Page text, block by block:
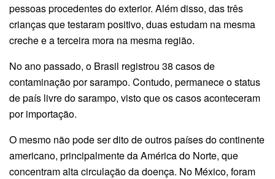
pessoas procedentes do exterior. Além disso, das três
crianças que testaram positivo, duas estudam na mesma
creche e a terceira mora na mesma região.
No ano passado, o Brasil registrou 38 casos de
contaminação por sarampo. Contudo, permanece o status
de país livre do sarampo, visto que os casos aconteceram
por importação.
O mesmo não pode ser dito de outros países do continente
americano, principalmente da América do Norte, que
concentram alta circulação da doença. No México, foram